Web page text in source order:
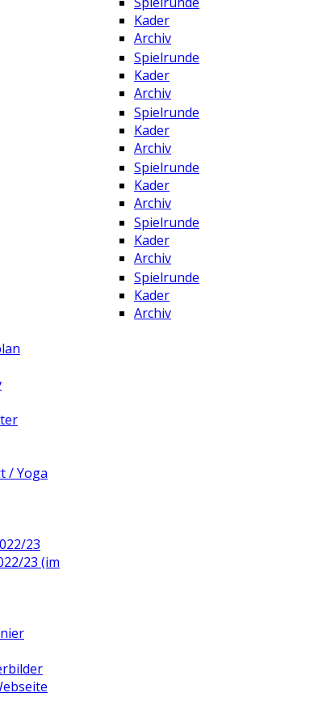
Kader
Archiv
Spielrunde
Kader
Archiv
Spielrunde
Kader
Archiv
Spielrunde
Kader
Archiv
Spielrunde
Kader
Archiv
Spielrunde
Kader
Archiv
/ Yoga
23
23 (im